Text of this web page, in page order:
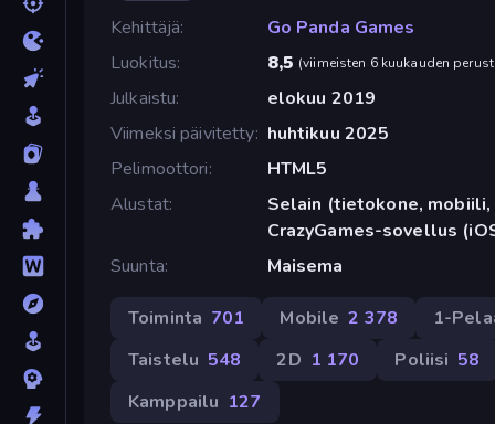
Kehittäjä
Go Panda Games
Luokitus
8,5 (viimeisten 6 kuukauden
Julkaistu
elokuu 2019
Viimeksi päivitetty huhtikuu 2025
Pelimoottori
HTML5
Alustat
Selain (tietokone,
CrazyGames-sovellus
Suunta
Maisema
Toiminta 701 Mobile 2 378 1-
Taistelu 548 2D 1 170 Poliisi 58
Kamppailu 127